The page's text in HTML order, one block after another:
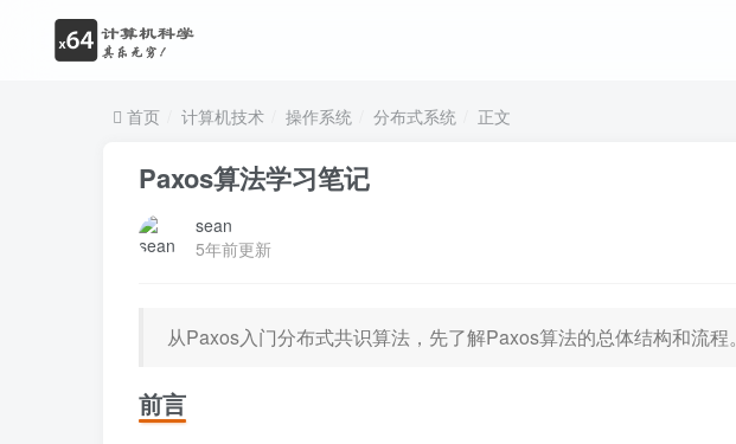
首页 计算机技术 操作系统 分布式系统 正文
Paxos算法学习笔记
sean
5年前更新
从Paxos入门分布式共识算法，先了解Paxos算法的总体结构和流程。
前言